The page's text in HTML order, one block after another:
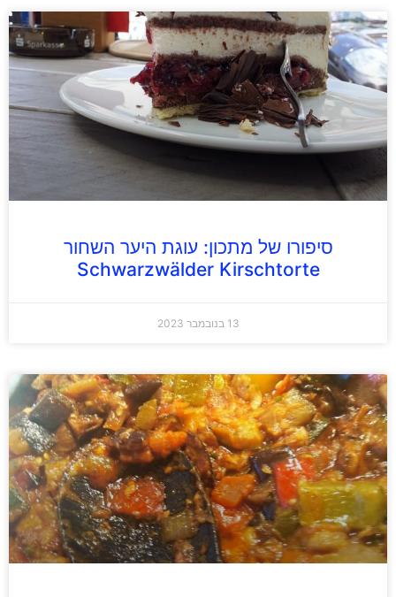
סיפורו של מתכון: עוגת היער השחור
Schwarzwälder Kirschtorte
13 בנובמבר 2023